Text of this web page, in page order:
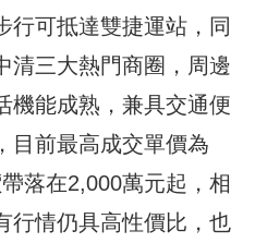
行可抵達雙捷運站，同
清三大熱門商圈，周邊
機能成熟，兼具交通便
目前最高成交單價為
落在2,000萬元起，相
行情仍具高性價比，也